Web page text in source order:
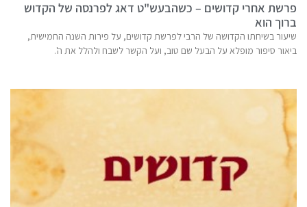
פרשת אחרי קדושים – כשהבעש"ט דאג לפרנסה של הקדוש
ברוך הוא
שיעור בשיחתו הקדושה של הרבי לפרשת קדושים, על פירות השנה החמישית,
ביאור סיפור מופלא על הבעל שם טוב, ועל הקשר לשבח ולהלל את ה'.